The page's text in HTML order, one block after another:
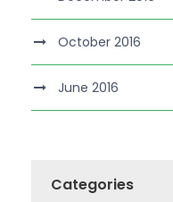
October 2016
June 2016
Categories